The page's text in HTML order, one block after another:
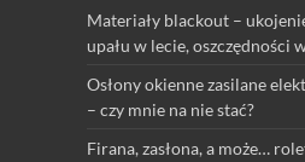
Materiały blackout –
upału w lecie, oszczędności
Osłony okienne zasilane
– czy mnie na nie stać?
Firana, zasłona, a może…